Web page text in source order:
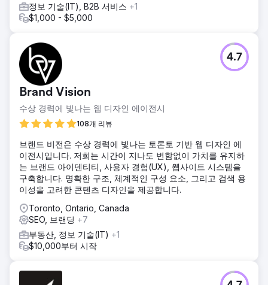
정보 기술(IT), B2B 서비스 +1
$1,000 - $5,000
Brand Vision
수상 경력에 빛나는 웹 디자인 에이전시
108개 리뷰
4.7
브랜드 비전은 수상 경력에 빛나는 토론토 기반 웹 디자인 에
이전시입니다. 저희는 시간이 지나도 변함없이 가치를 유지하
는 브랜드 아이덴티티, 사용자 경험(UX), 웹사이트 시스템을
구축합니다. 명확한 구조, 체계적인 구성 요소, 그리고 검색 용
이성을 고려한 콘텐츠 디자인을 제공합니다.
Toronto, Ontario, Canada
SEO, 브랜딩 +7
부동산, 정보 기술(IT) +1
$10,000부터 시작